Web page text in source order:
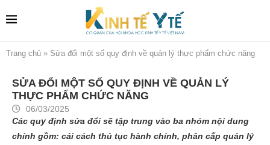
Trang chủ » Sửa đổi một số quy định về quản lý thực phẩm chức năng
SỬA ĐỔI MỘT SỐ QUY ĐỊNH VỀ QUẢN LÝ
THỰC PHẨM CHỨC NĂNG
06/03/2025
Các quy định sửa đổi sẽ tập trung vào ba nhóm nội dung
chính gồm: cải cách thủ tục hành chính, phân cấp quản lý